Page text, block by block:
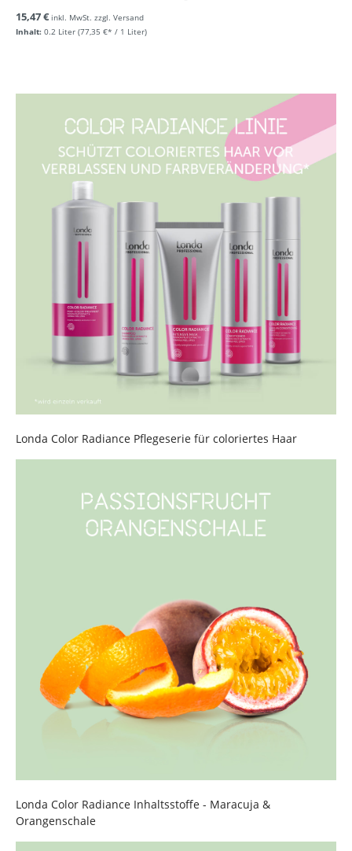
Inhalt: 0.2 Liter (77,35 €* / 1 Liter)
15,47 € inkl. MwSt. zzgl. Versand
Londa Color Radiance Pflegeserie für coloriertes Haar
Londa Color Radiance Inhaltsstoffe - Maracuja &
Orangenschale